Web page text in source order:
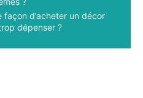
façon d’acheter un décor
dépenser ?